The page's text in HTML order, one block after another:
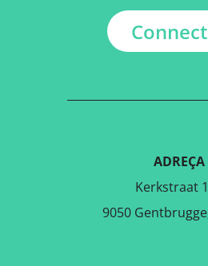
ADREÇA
Kerkstraat
9050